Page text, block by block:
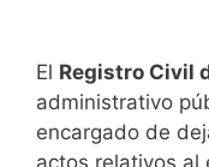
El Registro Civil
administrativo
encargado de
actos relativos al